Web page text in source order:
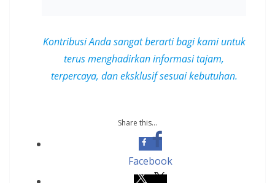
Kontribusi Anda sangat berarti bagi kami untuk
terus menghadirkan informasi tajam,
terpercaya, daneksklusifsesuai kebutuhan.
Share this...
Facebook